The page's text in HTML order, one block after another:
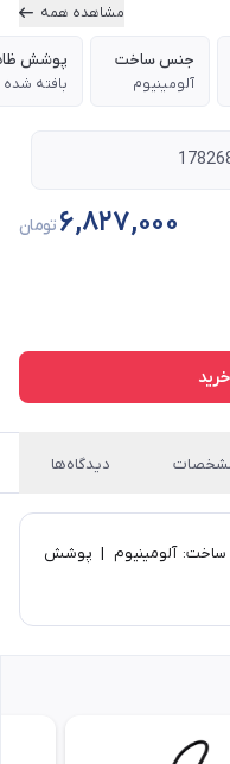
مشاهده همه
جنس ساخت
آلومینیوم
پوشش
بافته شده
6,827,000 تومان
دیدگاه‌ها
متر | جنس ساخت: آلومینیوم | پوشش